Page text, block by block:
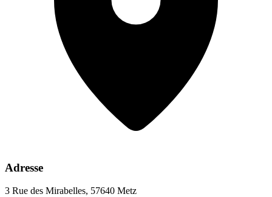
Adresse
3 Rue des Mirabelles, 57640 Metz